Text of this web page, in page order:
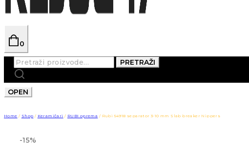
0
Pretraži:
PRETRAŽI
OPEN
Home / Shop / Keramičari / RUBI oprema / Rubi 54918 separator 3-10 mm Slab breaker Nippers
-15%